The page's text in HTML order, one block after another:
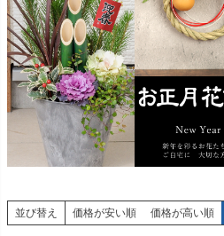
並び替え 価格が安い順 価格が高い順